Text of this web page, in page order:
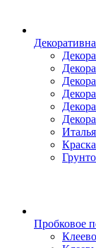
Пробковое